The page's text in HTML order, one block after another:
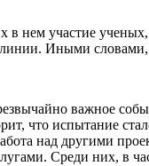
нем участие
Иными
важное
что испытание
над другими
Среди них, в